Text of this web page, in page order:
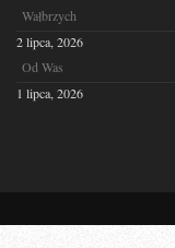
Wałbrzych
2 lipca, 2026
Od Was
1 lipca, 2026